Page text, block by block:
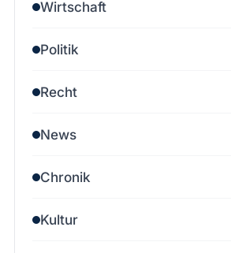
Wirtschaft
Politik
Recht
News
Chronik
Kultur